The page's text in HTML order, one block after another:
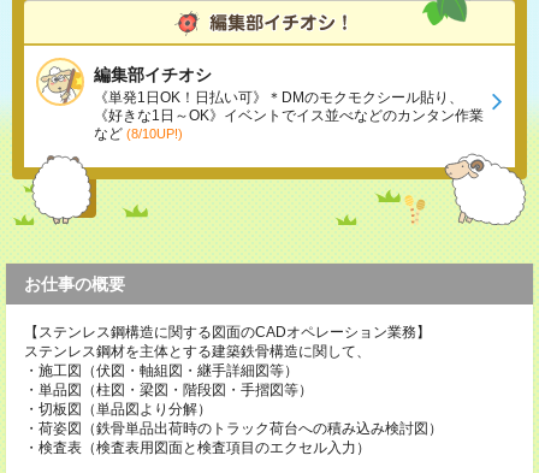
編集部イチオシ
《単発1日OK！日払い可》＊DMのモクモクシール貼り、
《好きな1日～OK》イベントでイス並べなどのカンタン作業
など (8/10UP!)
お仕事の概要
【ステンレス鋼構造に関する図面のCADオペレーション業務】
ステンレス鋼材を主体とする建築鉄骨構造に関して、
・施工図（伏図・軸組図・継手詳細図等）
・単品図（柱図・梁図・階段図・手摺図等）
・切板図（単品図より分解）
・荷姿図（鉄骨単品出荷時のトラック荷台への積み込み検討図）
・検査表（検査表用図面と検査項目のエクセル入力）